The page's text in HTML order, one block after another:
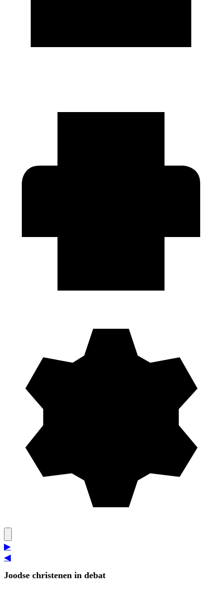
▶
◀
Joodse christenen in debat